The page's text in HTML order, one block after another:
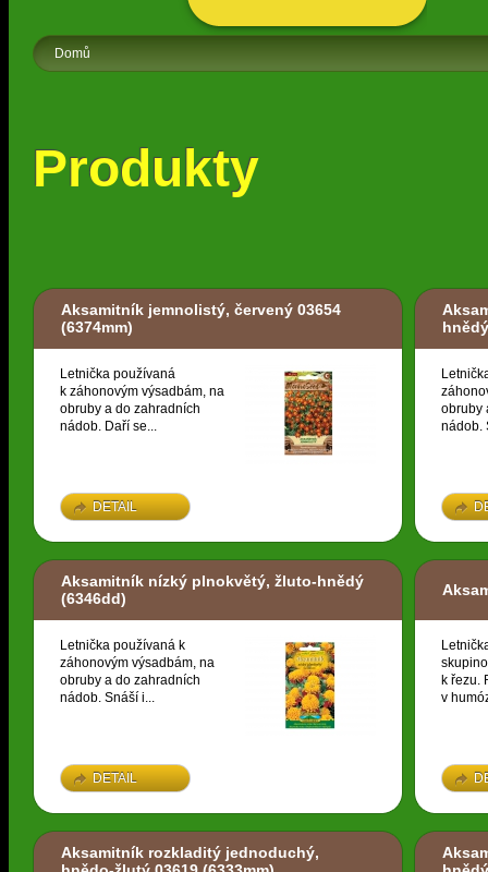
Domů
Produkty
Aksamitník jemnolistý, červený 03654
(6374mm)
Letnička používaná
k záhonovým výsadbám, na
obruby a do zahradních
nádob. Daří se...
DETAIL
hnědý
obruby
nádob.
Aksamitník nízký plnokvětý, žluto-hnědý
(6346dd)
Letnička používaná k
záhonovým výsadbám, na
obruby a do zahradních
nádob. Snáší i...
DETAIL
k řezu.
v
Aksamitník rozkladitý jednoduchý,